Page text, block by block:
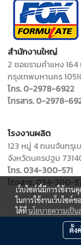
สำนักงานใหญ่
2 ซอยรามคำแหง
กรุงเทพมหานคร
โทร. 0-2978-6922
โทรสาร. 0-2978-
โรงงานผลิต
123 หมู่ 4 ถนนจันทรุ
จังหวัดนครปฐม
โทร. 034-300-571
โทรสาร. 034-300-
Copy
เว็บไซต์นี้มีการใช้งา
ในการใช้งานเว็บไซต์
ได้ที่นโยบายความเป็น
ตั้ง